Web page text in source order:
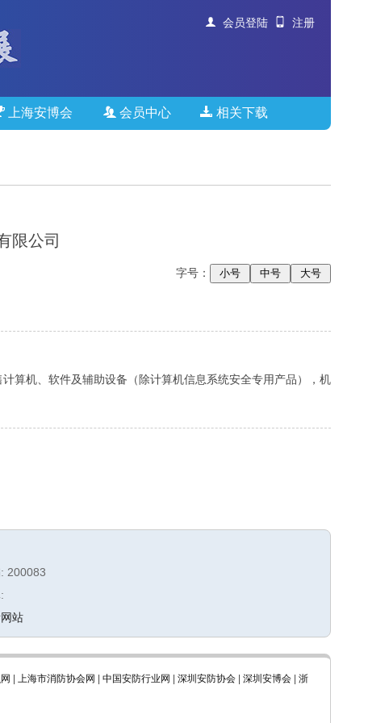
会员登陆 注册
上海安博会 会员中心 相关下载
限公司
字号： 小号 中号 大号
算机、软件及辅助设备（除计算机信息系统安全专用产品），机
200083
站
上海市消防协会网 中国安防行业网 深圳安防协会 深圳安博会 浙